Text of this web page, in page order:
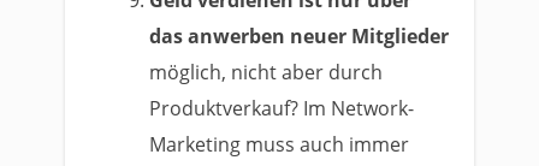
das anwerben neuer Mitglieder
möglich, nicht aber durch
Produktverkauf? Im Network-
Marketing muss auch immer